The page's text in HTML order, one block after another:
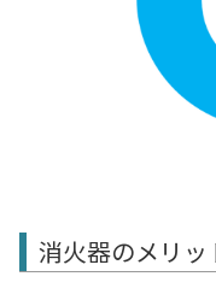
消火器のメリッ